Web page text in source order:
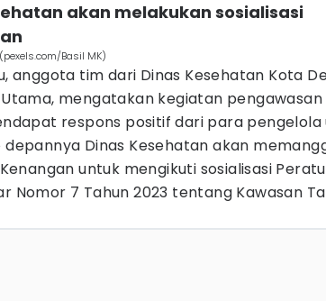
akan melakukan sosialisasi
Basil MK)
anggota tim dari Dinas Kesehatan Kota
mengatakan kegiatan
respons positif dari para pengelola
Dinas Kesehatan akan
untuk mengikuti sosialisasi
Nomor 7 Tahun 2023 tentang Kawasan